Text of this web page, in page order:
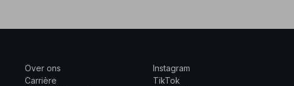
Over ons
Carrière
Instagram
TikTok